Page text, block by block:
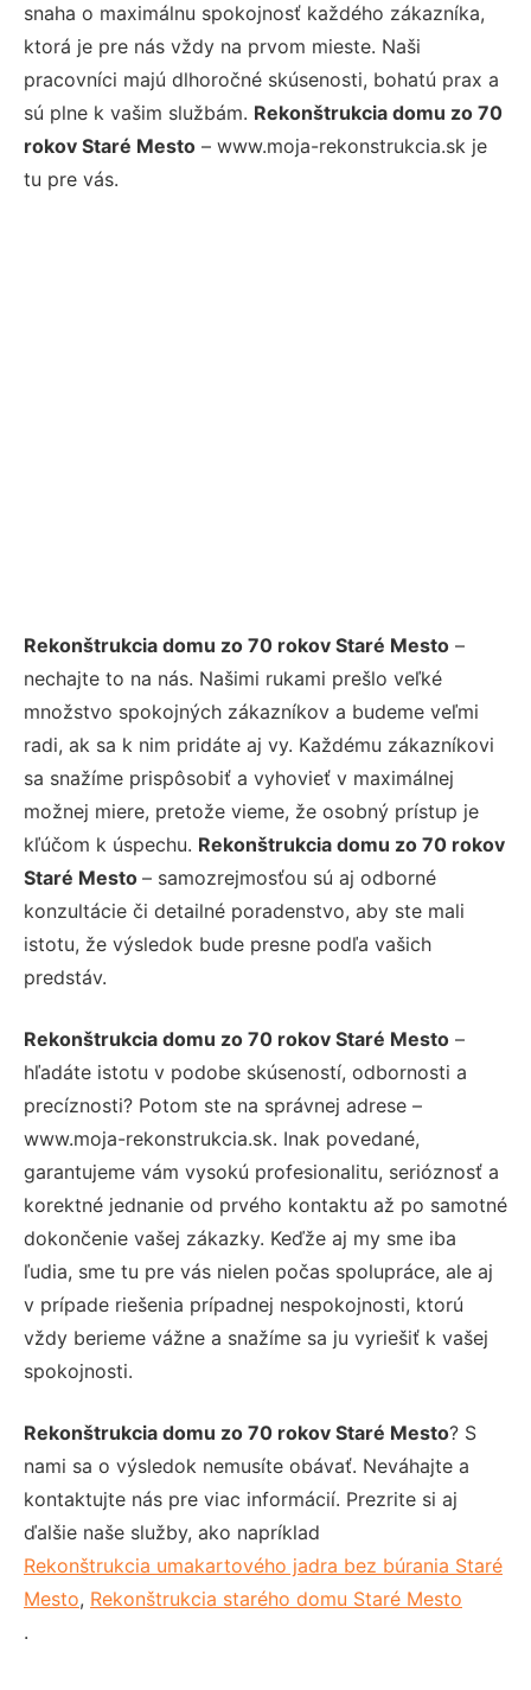
snaha o maximálnu spokojnosť každého zákazníka,
ktorá je pre nás vždy na prvom mieste. Naši
pracovníci majú dlhoročné skúsenosti, bohatú prax a
sú plne k vašim službám. Rekonštrukcia domu zo 70
rokov Staré Mesto – www.moja-rekonstrukcia.sk je
tu pre vás.
Rekonštrukcia domu zo 70 rokov Staré Mesto –
nechajte to na nás. Našimi rukami prešlo veľké
množstvo spokojných zákazníkov a budeme veľmi
radi, ak sa k nim pridáte aj vy. Každému zákazníkovi
sa snažíme prispôsobiť a vyhovieť v maximálnej
možnej miere, pretože vieme, že osobný prístup je
kľúčom k úspechu. Rekonštrukcia domu zo 70 rokov
Staré Mesto – samozrejmosťou sú aj odborné
konzultácie či detailné poradenstvo, aby ste mali
istotu, že výsledok bude presne podľa vašich
predstáv.
Rekonštrukcia domu zo 70 rokov Staré Mesto –
hľadáte istotu v podobe skúseností, odbornosti a
precíznosti? Potom ste na správnej adrese –
www.moja-rekonstrukcia.sk. Inak povedané,
garantujeme vám vysokú profesionalitu, serióznosť a
korektné jednanie od prvého kontaktu až po samotné
dokončenie vašej zákazky. Keďže aj my sme iba
ľudia, sme tu pre vás nielen počas spolupráce, ale aj
v prípade riešenia prípadnej nespokojnosti, ktorú
vždy berieme vážne a snažíme sa ju vyriešiť k vašej
spokojnosti.
Rekonštrukcia domu zo 70 rokov Staré Mesto? S
nami sa o výsledok nemusíte obávať. Neváhajte a
kontaktujte nás pre viac informácií. Prezrite si aj
ďalšie naše služby, ako napríklad
Rekonštrukcia umakartového jadra bez búrania Staré
Mesto, Rekonštrukcia starého domu Staré Mesto
.